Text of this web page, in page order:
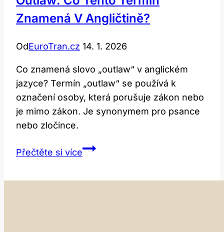
Znamená V Angličtině?
OdEuroTran.cz 14. 1. 2026
Co znamená slovo „outlaw“ v anglickém
jazyce? Termín „outlaw“ se používá k
označení osoby, která porušuje zákon nebo
je mimo zákon. Je synonymem pro psance
nebo zločince.
Přečtěte si víceOutlaw: